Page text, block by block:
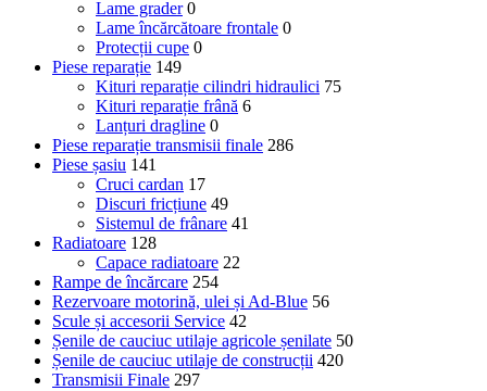
Lame grader 0
Lame încărcătoare frontale 0
Protecții cupe 0
Piese reparație 149
Kituri reparație cilindri hidraulici 75
Kituri reparație frână 6
Lanțuri dragline 0
Piese reparație transmisii finale 286
Piese șasiu 141
Cruci cardan 17
Discuri fricțiune 49
Sistemul de frânare 41
Radiatoare 128
Capace radiatoare 22
Rampe de încărcare 254
Rezervoare motorină, ulei și Ad-Blue 56
Scule și accesorii Service 42
Șenile de cauciuc utilaje agricole șenilate 50
Șenile de cauciuc utilaje de construcții 420
Transmisii Finale 297